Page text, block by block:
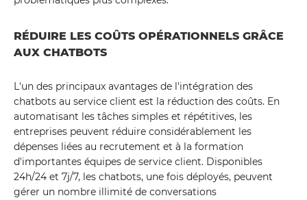
RÉDUIRE LES COÛTS OPÉRATIONNELS GRÂCE
AUX CHATBOTS
L'un des principaux avantages de l'intégration des
chatbots au service client est la réduction des coûts. En
automatisant les tâches simples et répétitives, les
entreprises peuvent réduire considérablement les
dépenses liées au recrutement et à la formation
d'importantes équipes de service client. Disponibles
24h/24 et 7j/7, les chatbots, une fois déployés, peuvent
gérer un nombre illimité de conversations